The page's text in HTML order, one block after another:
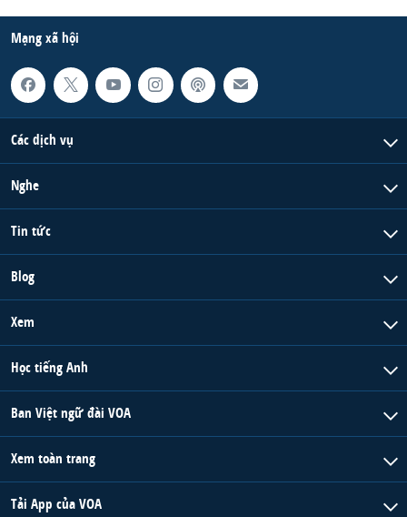
Mạng xã hội
Các dịch vụ
Nghe
Tin tức
Blog
Xem
Học tiếng Anh
Ban Việt ngữ đài VOA
Xem toàn trang
Tải App của VOA